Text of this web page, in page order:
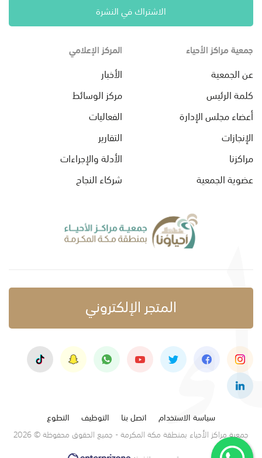
الاشتراك في النشرة
جمعية مراكز الأحياء
عن الجمعية
كلمة الرئيس
أعضاء مجلس الإدارة
الإنجازات
مراكزنا
عضوية الجمعية
المركز الإعلامي
الأخبار
مركز الوسائط
الفعاليات
التقارير
الأدلة والإجراءات
شركاء النجاح
المتجر الإلكتروني
سياسة الاستخدام اتصل بنا التوظيف
التطوع
جمعية مراكز الأحياء بمنطقة مكة المكرمة - جميع الحقوق محفوظة © 2026